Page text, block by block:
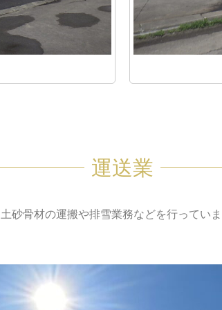
運送業
土砂骨材の運搬や排雪業務などを行っていま